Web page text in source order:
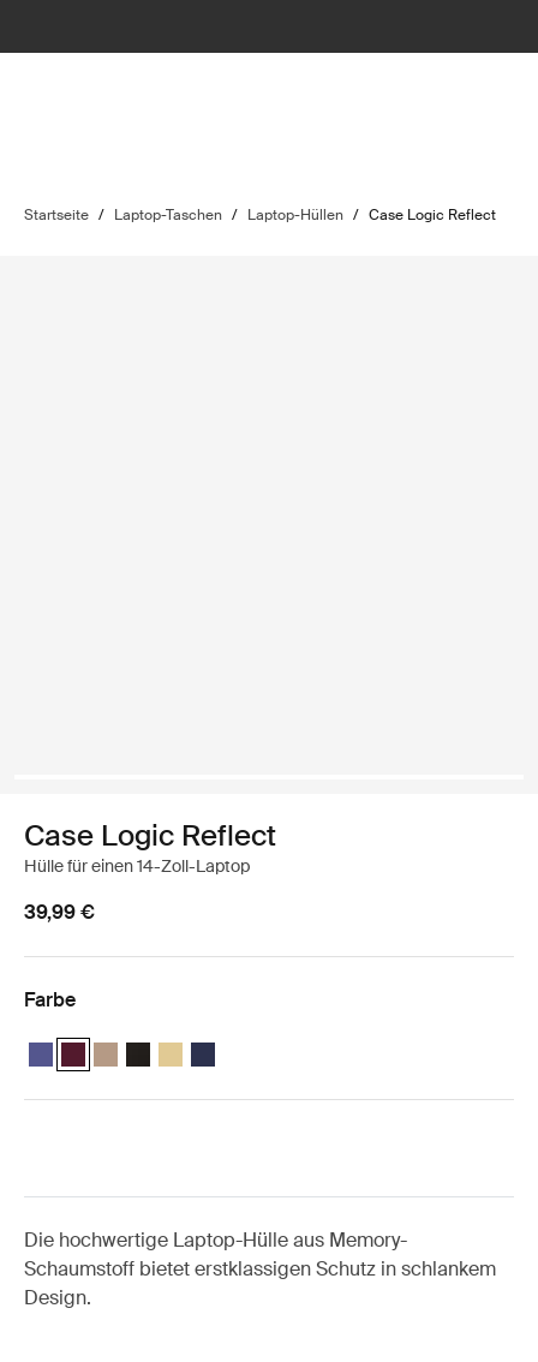
Startseite / Laptop-Taschen / Laptop-Hüllen / Case Logic Reflect
Case Logic Reflect
Hülle für einen 14-Zoll-Laptop
39,99 €
Farbe
Case Logic Reflect 14" Laptop Sleeve Intensives Lila
Case Logic Reflect 14" Laptop Sleeve Nuanciertes Rot
Case Logic Reflect 14" Laptop Sleeve Boulder Beige
Case Logic Reflect 14" Laptop Sleeve Schwarz
Case Logic Reflect 14" Laptop Sleeve
Case Logic Reflect 14" Laptop Sleeve Dark
Die hochwertige Laptop-Hülle aus Memory-
Schaumstoff bietet erstklassigen Schutz in schlankem
Design.